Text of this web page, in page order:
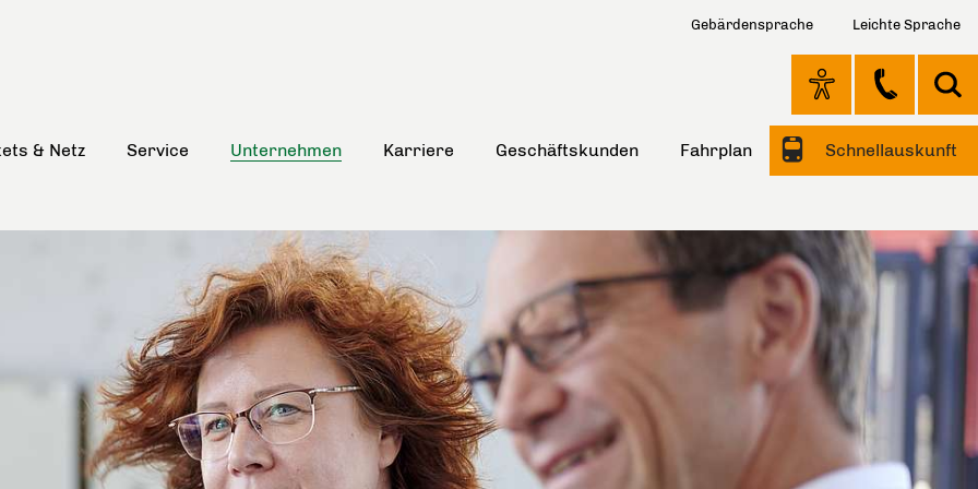
Gebärdensprache Leichte Sprache
& Netz Service Unternehmen Karriere Geschäftskunden Fahrplan Schnellauskunft